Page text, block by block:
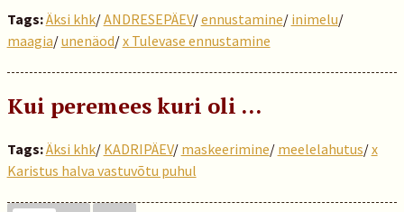
Tags:Äksi khk/ANDRESEPÄEV/ennustamine/ inimelu/
maagia/unenäod/x Tulevase ennustamine
Kui peremees kuri oli …
Tags:Äksi khk/ KADRIPÄEV/ maskeerimine/ meelelahutus/x
Karistus halva vastuvõtu puhul